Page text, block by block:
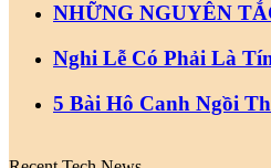
NHỮNG NGUYÊN
Nghi Lễ Có Phải Là
5 Bài Hô Canh Ngồi